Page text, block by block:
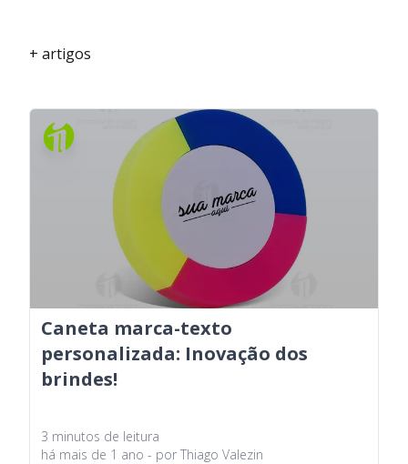
+ artigos
Caneta marca-texto
personalizada: Inovação dos
brindes!
3 minutos de leitura
há mais de 1 ano - por Thiago Valezin